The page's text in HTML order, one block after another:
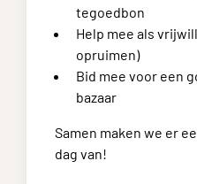
tegoedbon
Help mee als
opruimen)
Bid mee voor een
bazaar
Samen maken we er
dag van!